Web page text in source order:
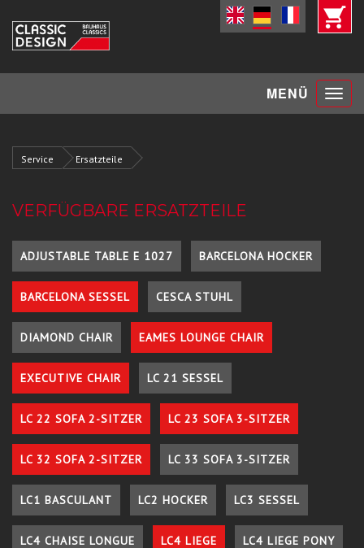
MENÜ Toggle
Service Ersatzteile
VERFÜGBARE ERSATZTEILE
ADJUSTABLE TABLE E 1027 BARCELONA HOCKER
BARCELONA SESSEL CESCA STUHL
DIAMOND CHAIR EAMES LOUNGE CHAIR
EXECUTIVE CHAIR LC 21 SESSEL
LC 22 SOFA 2-SITZER LC 23 SOFA 3-SITZER
LC 32 SOFA 2-SITZER LC 33 SOFA 3-SITZER
LC1 BASCULANT LC2 HOCKER LC3 SESSEL
LC4 CHAISE LONGUE LC4 LIEGE LC4 LIEGE PONY